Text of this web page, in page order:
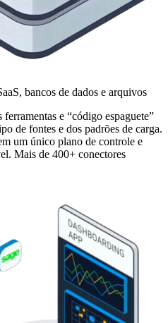
bancos de dados e arquivos
e “código espaguete”
de fontes e dos padrões de carga.
um único plano de controle e
Mais de 400+ conectores